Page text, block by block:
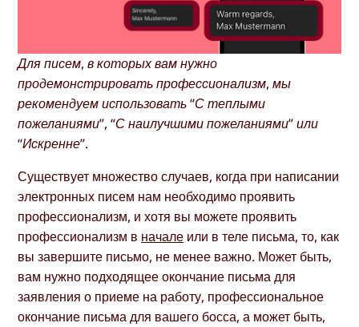
Для писем, в которых вам нужно
продемонстрировать профессионализм, мы
рекомендуем использовать “С теплыми
пожеланиями”, “С наилучшими пожеланиями” или
“Искренне”.
Существует множество случаев, когда при написании
электронных писем нам необходимо проявить
профессионализм, и хотя вы можете проявить
профессионализм в начале или в теле письма, то, как
вы завершите письмо, не менее важно. Может быть,
вам нужно подходящее окончание письма для
заявления о приеме на работу, профессиональное
окончание письма для вашего босса, а может быть,